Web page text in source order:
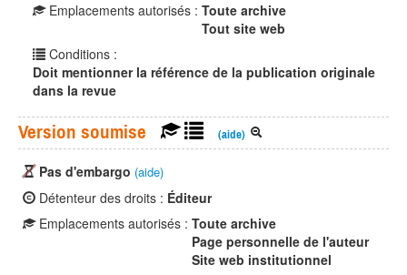
Emplacements autorisés : Toute archive
Tout site web
Conditions :
Doit mentionner la référence de la publication originale
dans la revue
Version soumise (aide)
Pas d'embargo (aide)
Détenteur des droits : Éditeur
Emplacements autorisés : Toute archive
Page personnelle de l'auteur
Site web institutionnel